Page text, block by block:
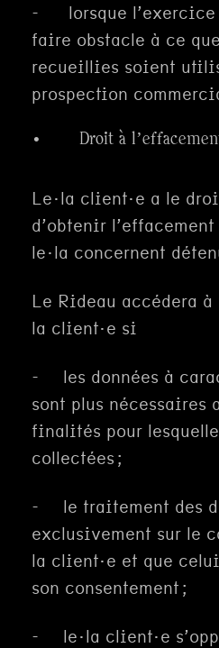
- lorsque l’exercice
faire obstacle à ce
recueillies soient
prospection
· Droit à
Le·la client·e a le
d’obtenir
le·la concernent
Le Rideau accédera à
la client·e si
- les données à
sont plus nécessaires
finalités pour
collectées ;
- le traitement des
exclusivement sur le
la client·e et que
son consentement ;
- le·la client·e